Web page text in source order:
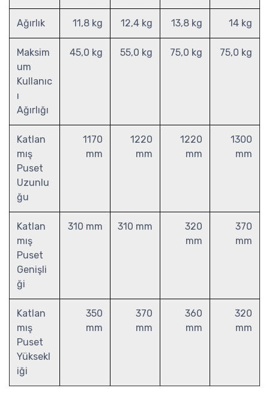
Ağırlık 11,8 kg 12,4 kg 13,8 kg 14 kg
Maksim
um
Kullanıc
ı
Ağırlığı
45,0 kg 55,0 kg 75,0 kg 75,0 kg
Katlan
mış
Puset
Uzunlu
ğu
1170
mm
1220
mm
1220
mm
1300
mm
Katlan
mış
Puset
Genişli
ği
310 mm 310 mm
320
mm
370
mm
Katlan
mış
Puset
Yüksekl
iği
350
mm
370
mm
360
mm
320
mm